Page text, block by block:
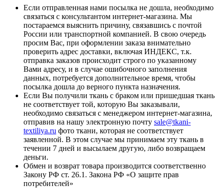
Если отправленная нами посылка не дошла, необходимо
связаться с консультантом интернет-магазина. Мы
постараемся выяснить причину, связавшись с почтой
России или транспортной компанией. В свою очередь
просим Вас, при оформлении заказа внимательно
проверить адрес доставки, включая ИНДЕКС, т.к.
отправка заказов происходит строго по указанному
Вами адресу, и в случае ошибочного заполнения
данных, потребуется дополнительное время, чтобы
посылка дошла до верного пункта назначения.
Если Вы получили ткань с браком или пришедшая ткань
не соответствует той, которую Вы заказывали,
необходимо связаться с менеджером интернет-магазина,
отправив на нашу электронную почту sale@tkani-
textiliya.ru фото ткани, которая не соответствует
заявленной. В этом случае мы принимаем эту ткань в
течении 7 дней и высылаем другую, либо возвращаем
деньги.
Обмен и возврат товара производится соответственно
Закону РФ ст. 26.1. Закона РФ «О защите прав
потребителей»